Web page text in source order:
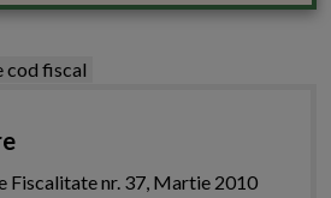
fiscal
Fiscalitate nr. 37, Martie 2010